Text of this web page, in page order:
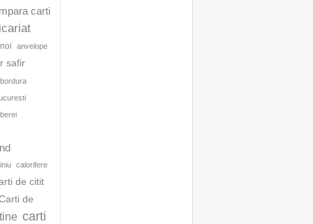
carti
anvelope
safir
bordura
calorifere
de citit
de
carti